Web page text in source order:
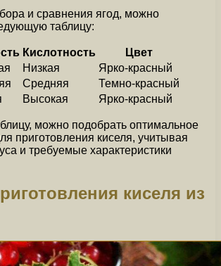
и сравнения ягод, можно
таблицу:
Кислотность
Цвет
Низкая
Ярко-красный
Средняя
Темно-красный
Высокая Ярко-красный
можно подобрать оптимальное
приготовления киселя, учитывая
и требуемые характеристики
киселя из